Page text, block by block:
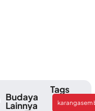
Budaya
Lainnya
Tags
karangasem